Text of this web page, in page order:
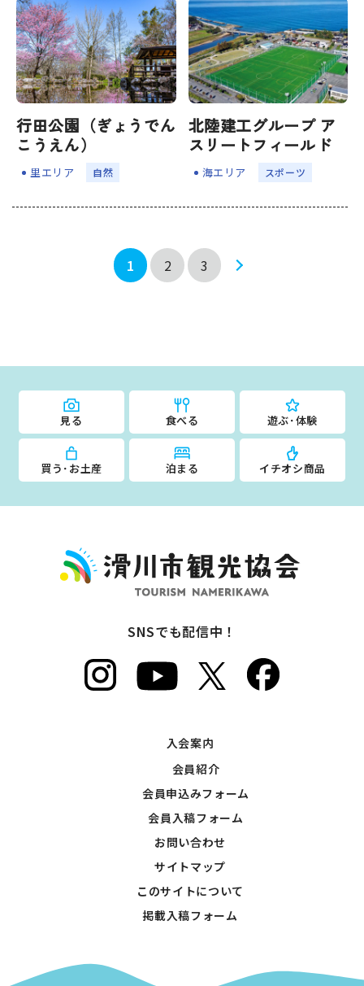
行田公園（ぎょうでん
こうえん）
里エリア ⾃然
北陸建工グループ ア
スリートフィールド
海エリア スポーツ
1 2 3
見る 食べる 遊ぶ･体験
買う･お土産 泊まる イチオシ商品
SNSでも配信中！
入会案内
会員紹介
会員申込みフォーム
会員入稿フォーム
お問い合わせ
サイトマップ
このサイトについて
掲載入稿フォーム